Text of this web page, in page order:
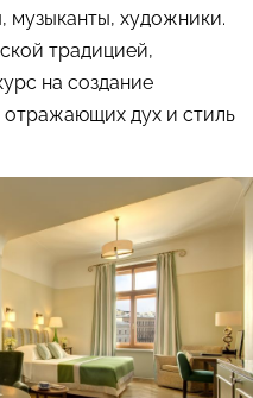
музыканты, художники.
традицией,
на создание
дух и стиль